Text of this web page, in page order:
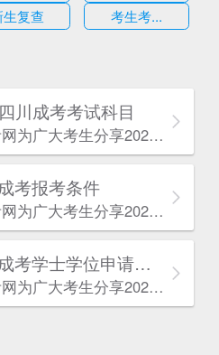
生复查 考生考...
川成考考试科目
四川成人高考网​为广大考生分享2025年10月四川成考考试科目。为广大在职人员和社会人士提供学历提升的机会。更多四川成考考试信息，欢迎在线访问四川成人高考网。
考报考条件
四川成人高考网​为广大考生分享2025年‌‌‌‌四川成考报考条件。为广大在职人员和社会人士提供学历提升的机会。更多四川成考考试信息，欢迎在线访问四川成人高考网。
2025年‌‌‌‌四川成考学士学位申请条件
四川成人高考网​为广大考生分享2025年‌‌‌‌四川成考学士学位申请条件。为广大在职人员和社会人士提供学历提升的机会。更多四川成考考试信息，欢迎在线访问四川成人高考网。